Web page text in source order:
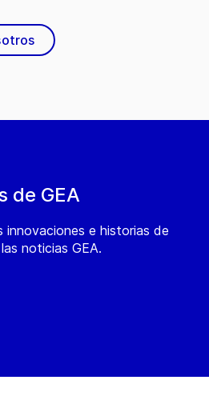
de GEA
e historias de
noticias GEA.